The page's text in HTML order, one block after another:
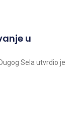
u
Sela utvrdio je